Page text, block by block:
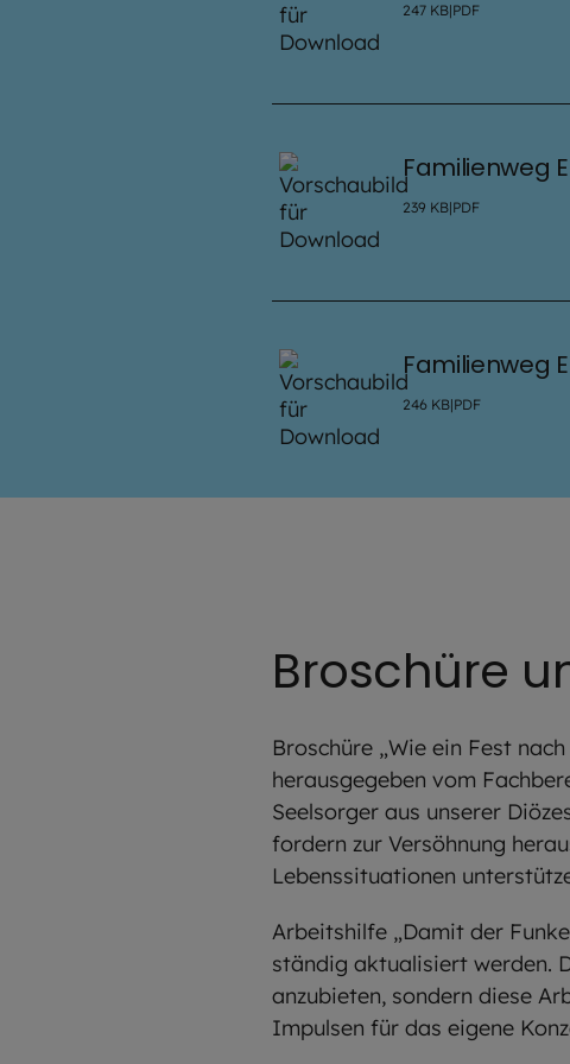
247 KB|PDF
Familienweg
239 KB|PDF
Familienweg
246 KB|PDF
Broschüre
Broschüre „Wie ein Fest
herausgegeben vom
Seelsorger aus unserer
fordern zur Versöhnung
Lebenssituationen
Arbeitshilfe „Damit der
ständig aktualisiert werden.
anzubieten, sondern diese
Impulsen für das eigene